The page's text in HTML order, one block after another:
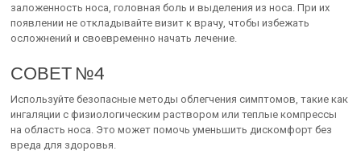
заложенность носа, головная боль и выделения из носа. При их
появлении не откладывайте визит к врачу, чтобы избежать
осложнений и своевременно начать лечение.
СОВЕТ №4
Используйте безопасные методы облегчения симптомов, такие как
ингаляции с физиологическим раствором или теплые компрессы
на область носа. Это может помочь уменьшить дискомфорт без
вреда для здоровья.